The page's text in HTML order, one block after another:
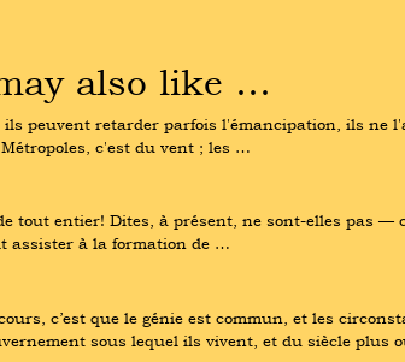
also like …
peuvent retarder parfois l'émancipation, ils ne
c'est du vent ; les …
tout entier! Dites, à présent, ne sont-elles pas —
assister à la formation de …
c’est que le génie est commun, et les
sous lequel ils vivent, et du siècle plus